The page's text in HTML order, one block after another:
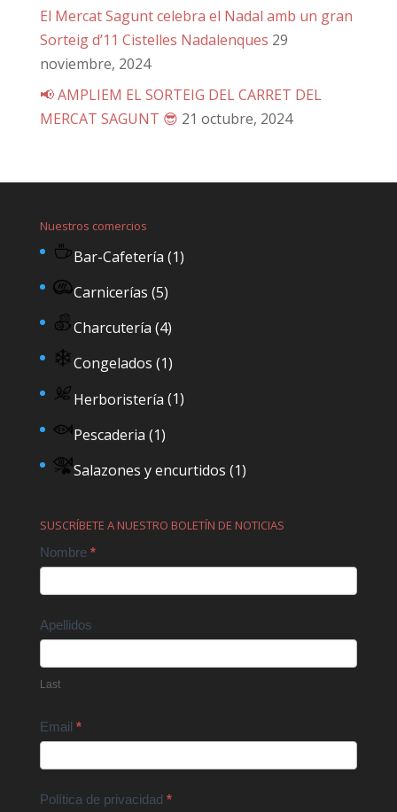
El Mercat Sagunt celebra el Nadal amb un gran
Sorteig d’11 Cistelles Nadalenques 29
noviembre, 2024
📢 AMPLIEM EL SORTEIG DEL CARRET DEL
MERCAT SAGUNT 😎 21 octubre, 2024
Nuestros comercios
Bar-Cafetería (1)
Carnicerías (5)
Charcutería (4)
Congelados (1)
Herboristería (1)
Pescaderia (1)
Salazones y encurtidos (1)
SUSCRÍBETE A NUESTRO BOLETÍN DE NOTICIAS
Contact
Nombre *
Apellidos
Last
Email *
Política de privacidad *